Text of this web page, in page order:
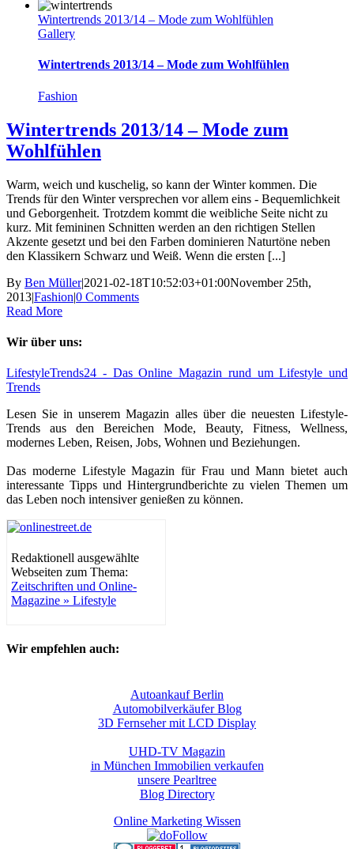
Wintertrends 2013/14 – Mode zum Wohlfühlen
Gallery
Wintertrends 2013/14 – Mode zum Wohlfühlen
Fashion
Wintertrends 2013/14 – Mode zum
Wohlfühlen
Warm, weich und kuschelig, so kann der Winter kommen. Die
Trends für den Winter versprechen vor allem eins - Bequemlichkeit
und Geborgenheit. Trotzdem kommt die weibliche Seite nicht zu
kurz. Mit femininen Schnitten werden an den richtigen Stellen
Akzente gesetzt und bei den Farben dominieren Naturtöne neben
den Klassikern Schwarz und Weiß. Wenn die ersten [...]
By Ben Müller|2021-02-18T10:52:03+01:00November 25th,
2013|Fashion|0 Comments
Read More
Wir über uns:
LifestyleTrends24 - Das Online Magazin rund um Lifestyle und
Trends
Lesen Sie in unserem Magazin alles über die neuesten Lifestyle-
Trends aus den Bereichen Mode, Beauty, Fitness, Wellness,
modernes Leben, Reisen, Jobs, Wohnen und Beziehungen.
Das moderne Lifestyle Magazin für Frau und Mann bietet auch
interessante Tipps und Hintergrundberichte zu vielen Themen um
das Leben noch intensiver genießen zu können.
Redaktionell ausgewählte
Webseiten zum Thema:
Zeitschriften und Online-
Magazine » Lifestyle
Wir empfehlen auch:
Autoankauf Berlin
Automobilverkäufer Blog
3D Fernseher mit LCD Display
UHD-TV Magazin
in München Immobilien verkaufen
unsere Pearltree
Blog Directory
Online Marketing Wissen